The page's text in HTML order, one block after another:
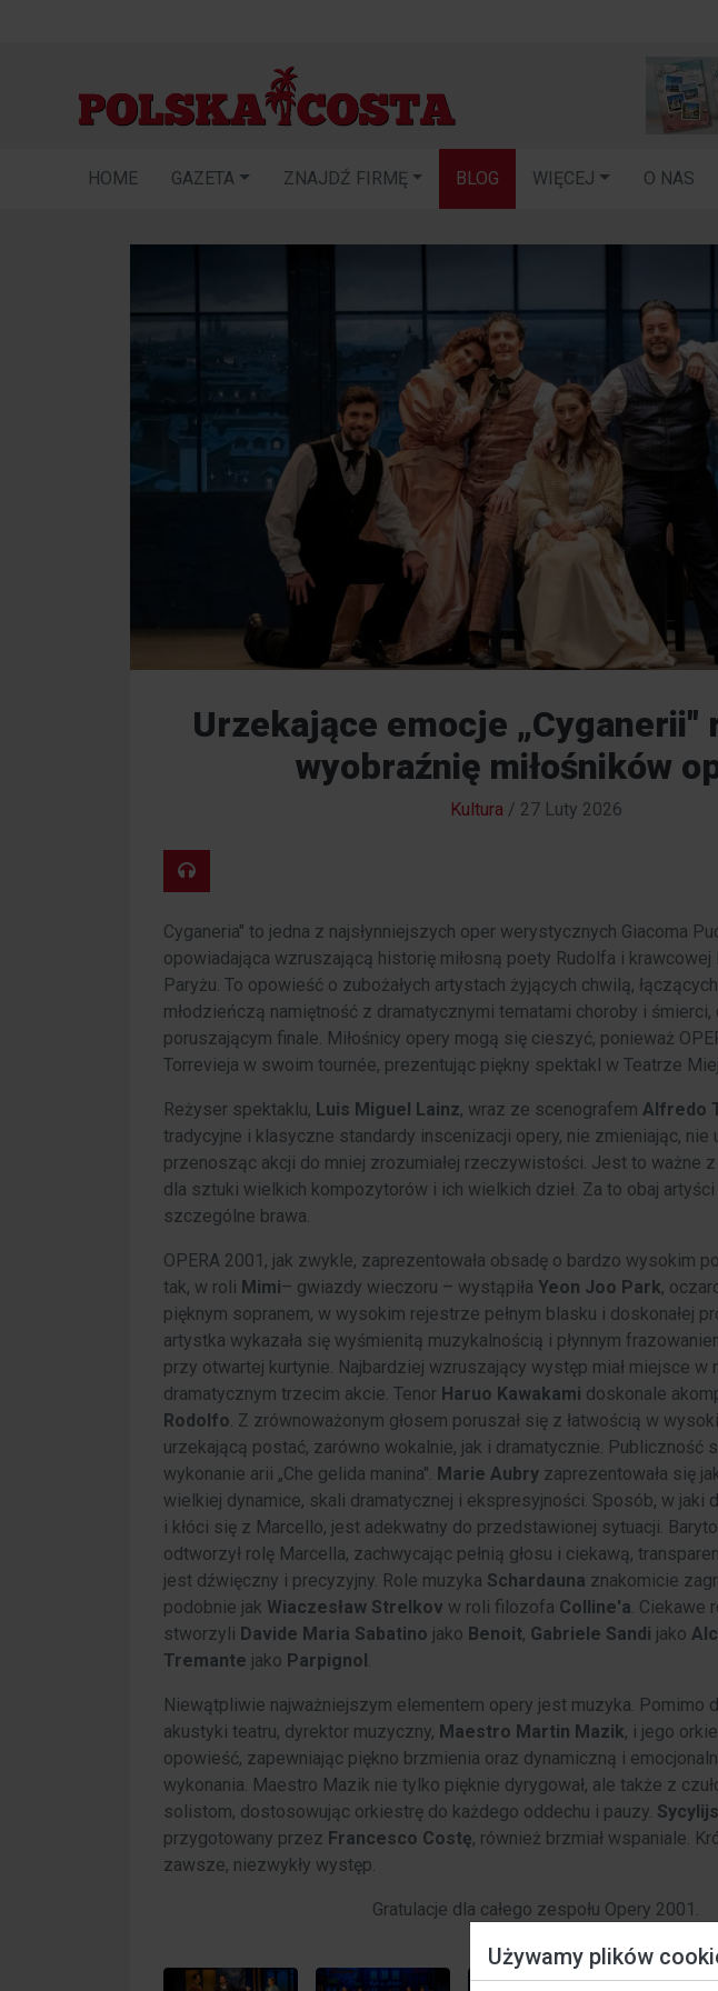
HOME GAZETA ZNAJDŹ FIRMĘ BLOG WIĘCEJ O NAS
Urzekające emocje „Cyganerii"
wyobraźnię miłośników
Kultura / 27 Luty 2026
Cyganeria" to jedna z najsłynniejszych oper werystycznych Giacoma
opowiadająca wzruszającą historię miłosną poety Rudolfa i
Paryżu. To opowieść o zubożałych artystach żyjących chwilą,
młodzieńczą namiętność z dramatycznymi tematami choroby i śmierci,
poruszającym finale. Miłośnicy opery mogą się cieszyć, ponieważ
Torrevieja w swoim tournée, prezentując piękny spektakl w Teatrze
Reżyser spektaklu, Luis Miguel Lainz, wraz ze scenografem Alfredo
tradycyjne i klasyczne standardy inscenizacji opery, nie zmieniając, nie
przenosząc akcji do mniej zrozumiałej rzeczywistości. Jest to ważne
dla sztuki wielkich kompozytorów i ich wielkich dzieł. Za to obaj artyści
szczególne brawa.
OPERA 2001, jak zwykle, zaprezentowała obsadę o bardzo wysokim
tak, w roli Mimi– gwiazdy wieczoru – wystąpiła Yeon Joo Park,
pięknym sopranem, w wysokim rejestrze pełnym blasku i doskonałej
artystka wykazała się wyśmienitą muzykalnością i płynnym
przy otwartej kurtynie. Najbardziej wzruszający występ miał miejsce w
dramatycznym trzecim akcie. Tenor Haruo Kawakami doskonale
Rodolfo. Z zrównoważonym głosem poruszał się z łatwością w
urzekającą postać, zarówno wokalnie, jak i dramatycznie. Publiczność
wykonanie arii „Che gelida manina". Marie Aubry zaprezentowała się
wielkiej dynamice, skali dramatycznej i ekspresyjności. Sposób, w jaki
i kłóci się z Marcello, jest adekwatny do przedstawionej sytuacji.
odtworzył rolę Marcella, zachwycając pełnią głosu i ciekawą,
jest dźwięczny i precyzyjny. Role muzyka Schardauna znakomicie
podobnie jak Wiaczesław Strelkov w roli filozofa Colline'a. Ciekawe
stworzyli Davide Maria Sabatino jako Benoit, Gabriele Sandi jako
Tremante jako Parpignol .
Niewątpliwie najważniejszym elementem opery jest muzyka. Pomimo
akustyki teatru, dyrektor muzyczny, Maestro Martin Mazik, i jego
opowieść, zapewniając piękno brzmienia oraz dynamiczną i
wykonania. Maestro Mazik nie tylko pięknie dyrygował, ale także z
solistom, dostosowując orkiestrę do każdego oddechu i pauzy.
przygotowany przez Francesco Costę, również brzmiał wspaniale.
zawsze, niezwykły występ.
Gratulacje dla całego zespołu Opery 2001.
Używamy plików